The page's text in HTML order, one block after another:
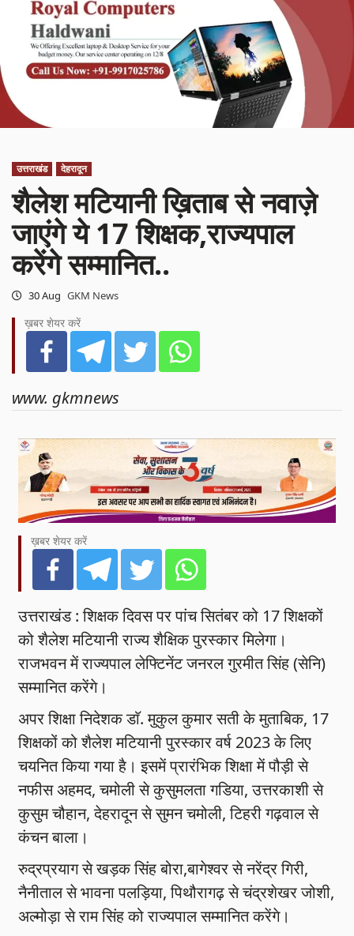
उत्तराखंड देहरादून
शैलेश मटियानी ख़िताब से नवाज़े
जाएंगे ये 17 शिक्षक,राज्यपाल
करेंगे सम्मानित..
30 Aug GKM News
ख़बर शेयर करें
www. gkmnews
ख़बर शेयर करें
उत्तराखंड : शिक्षक दिवस पर पांच सितंबर को 17 शिक्षकों
को शैलेश मटियानी राज्य शैक्षिक पुरस्कार मिलेगा।
राजभवन में राज्यपाल लेफ्टिनेंट जनरल गुरमीत सिंह (सेनि)
सम्मानित करेंगे।
अपर शिक्षा निदेशक डाॅ. मुकुल कुमार सती के मुताबिक, 17
शिक्षकों को शैलेश मटियानी पुरस्कार वर्ष 2023 के लिए
चयनित किया गया है। इसमें प्रारंभिक शिक्षा में पौड़ी से
नफीस अहमद, चमोली से कुसुमलता गडिया, उत्तरकाशी से
कुसुम चौहान, देहरादून से सुमन चमोली, टिहरी गढ़वाल से
कंचन बाला।
रुद्रप्रयाग से खड़क सिंह बोरा,बागेश्वर से नरेंद्र गिरी,
नैनीताल से भावना पलड़िया, पिथौरागढ़ से चंद्रशेखर जोशी,
अल्मोड़ा से राम सिंह को राज्यपाल सम्मानित करेंगे।